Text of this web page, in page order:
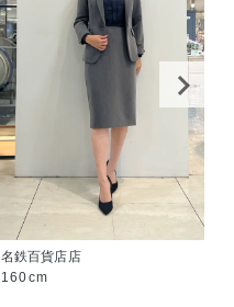
名鉄百貨店店
160cm